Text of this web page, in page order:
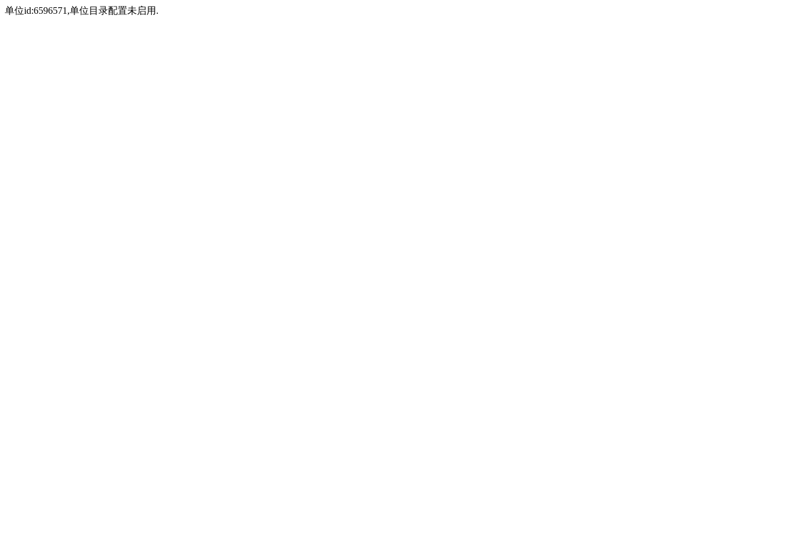
单位id:6596571,单位目录配置未启用.